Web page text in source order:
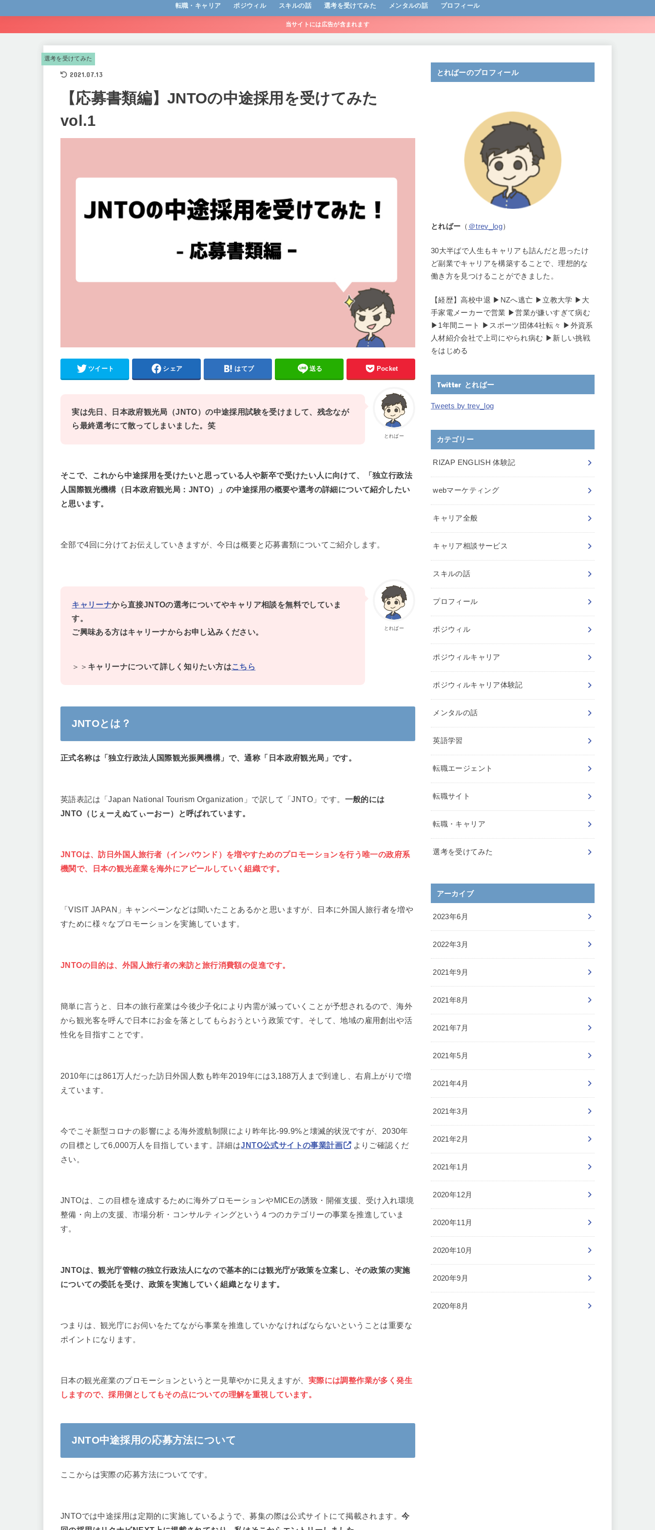
転職・キャリア ポジウィル
ポジウィルキャリア
ポジウィルキャリア体験記
スキルの話
RIZAP ENGLISH 体験記
英語学習
webマーケティング
選考を受けてみた メンタルの話 プロフィール
当サイトには広告が含まれます
選考を受けてみた
2021.07.13
【応募書類編】JNTOの中途採用を受けてみた
vol.1
ツイート シェア はてブ 送る Pocket
とればー
実は先日、日本政府観光局（JNTO）の中途採用試験を受けまして、残念なが
ら最終選考にて散ってしまいました。笑
そこで、これから中途採用を受けたいと思っている人や新卒で受けたい人に向けて、「独立行政法
人国際観光機構（日本政府観光局：JNTO）」の中途採用の概要や選考の詳細について紹介したい
と思います。
全部で4回に分けてお伝えしていきますが、今日は概要と応募書類についてご紹介します。
とればー
キャリーナから直接JNTOの選考についてやキャリア相談を無料でしていま
す。
ご興味ある方はキャリーナからお申し込みください。
＞＞ キャリーナについて詳しく知りたい方はこちら
JNTOとは？
正式名称は「独立行政法人国際観光振興機構」で、通称「日本政府観光局」です。
英語表記は「Japan National Tourism Organization」で訳して「JNTO」です。 一般的には
JNTO（じぇーえぬてぃーおー）と呼ばれています。
JNTOは、訪日外国人旅行者（インバウンド）を増やすためのプロモーションを行う唯一の政府系
機関で、日本の観光産業を海外にアピールしていく組織です。
「VISIT JAPAN」キャンペーンなどは聞いたことあるかと思いますが、日本に外国人旅行者を増や
すために様々なプロモーションを実施しています。
JNTOの目的は、外国人旅行者の来訪と旅行消費額の促進です。
簡単に言うと、日本の旅行産業は今後少子化により内需が減っていくことが予想されるので、海外
から観光客を呼んで日本にお金を落としてもらおうという政策です。そして、地域の雇用創出や活
性化を目指すことです。
2010年には861万人だった訪日外国人数も昨年2019年には3,188万人まで到達し、右肩上がりで増
えています。
今でこそ新型コロナの影響による海外渡航制限により昨年比-99.9%と壊滅的状況ですが、2030年
の目標として6,000万人を目指しています。詳細はJNTO公式サイトの事業計画
よりご確認くだ
さい。
JNTOは、この目標を達成するために海外プロモーションやMICEの誘致・開催支援、受け入れ環境
整備・向上の支援、市場分析・コンサルティングという４つのカテゴリーの事業を推進していま
す。
JNTOは、観光庁管轄の独立行政法人になので基本的には観光庁が政策を立案し、その政策の実施
についての委託を受け、政策を実施していく組織となります。
つまりは、観光庁にお伺いをたてながら事業を推進していかなければならないということは重要な
ポイントになります。
日本の観光産業のプロモーションというと一見華やかに見えますが、 実際には調整作業が多く発生
しますので、採用側としてもその点についての理解を重視しています。
JNTO中途採用の応募方法について
ここからは実際の応募方法についてです。
JNTOでは中途採用は定期的に実施しているようで、募集の際は公式サイトにて掲載されます。今
とればーのプロフィール
とればー （ ＠trev_log）
30大半ばで人生もキャリアも詰んだと思ったけ
ど副業でキャリアを構築することで、理想的な
働き方を見つけることができました。
【経歴】高校中退 ▶︎NZへ逃亡 ▶︎立教大学 ▶︎大
手家電メーカーで営業 ▶︎営業が嫌いすぎて病む
▶︎1年間ニート ▶︎スポーツ団体4社転々 ▶︎外資系
人材紹介会社で上司にやられ病む ▶︎新しい挑戦
をはじめる
Twitter とればー
Tweets by trev_log
カテゴリー
RIZAP ENGLISH 体験記
webマーケティング
キャリア全般
キャリア相談サービス
スキルの話
プロフィール
ポジウィル
ポジウィルキャリア
ポジウィルキャリア体験記
メンタルの話
英語学習
転職エージェント
転職サイト
転職・キャリア
選考を受けてみた
アーカイブ
2023年6月
2022年3月
2021年9月
2021年8月
2021年7月
2021年5月
2021年4月
2021年3月
2021年2月
2021年1月
2020年12月
2020年11月
2020年10月
2020年9月
2020年8月